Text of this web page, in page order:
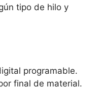
tipo de hilo y
programable.
final de material.